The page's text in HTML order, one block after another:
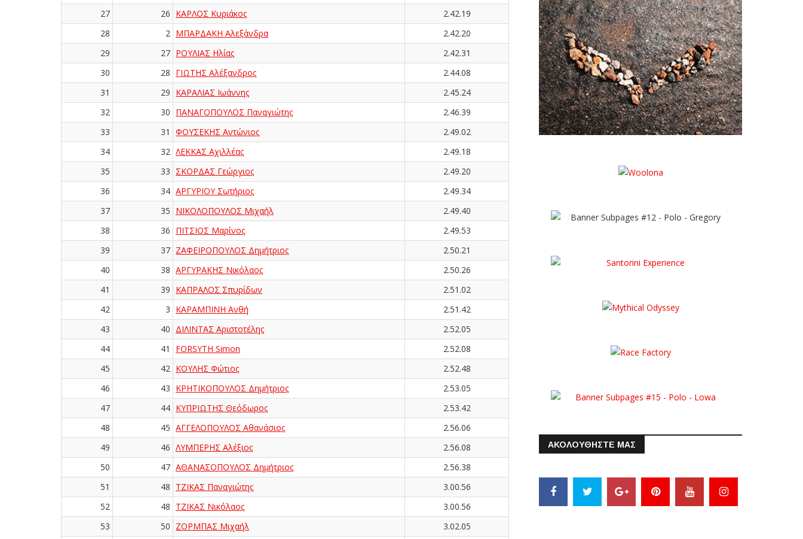
27
26 ΚΑΡΛΟΣ Κυριάκος
2.42.19
28
2 ΜΠΑΡΔΑΚΗ Αλεξάνδρα
2.42.20
29
27 ΡΟΥΛΙΑΣ Ηλίας
2.42.31
30
28 ΓΙΩΤΗΣ Αλέξανδρος
2.44.08
31
29 ΚΑΡΑΛΙΑΣ Ιωάννης
2.45.24
32
30 ΠΑΝΑΓΟΠΟΥΛΟΣ Παναγιώτης
2.46.39
33
31 ΦΟΥΣΕΚΗΣ Αντώνιος
2.49.02
34
32 ΛΕΚΚΑΣ Αχιλλέας
2.49.18
35
33 ΣΚΟΡΔΑΣ Γεώργιος
2.49.20
36
34 ΑΡΓΥΡΙΟΥ Σωτήριος
2.49.34
37
35 ΝΙΚΟΛΟΠΟΥΛΟΣ Μιχαήλ
2.49.40
38
36 ΠΙΤΣΙΟΣ Μαρίνος
2.49.53
39
37 ΖΑΦΕΙΡΟΠΟΥΛΟΣ Δημήτριος
2.50.21
40
38 ΑΡΓΥΡΑΚΗΣ Νικόλαος
2.50.26
41
39 ΚΑΠΡΑΛΟΣ Σπυρίδων
2.51.02
42
3 ΚΑΡΑΜΠΙΝΗ Ανθή
2.51.42
43
40 ΔΙΛΙΝΤΑΣ Αριστοτέλης
2.52.05
44
41 FORSYTH Simon
2.52.08
45
42 ΚΟΥΛΗΣ Φώτιος
2.52.48
46
43 ΚΡΗΤΙΚΟΠΟΥΛΟΣ Δημήτριος
2.53.05
47
44 ΚΥΠΡΙΩΤΗΣ Θεόδωρος
2.53.42
48
45 ΑΓΓΕΛΟΠΟΥΛΟΣ Αθανάσιος
2.56.06
49
46 ΛΥΜΠΕΡΗΣ Αλέξιος
2.56.08
50
47 ΑΘΑΝΑΣΟΠΟΥΛΟΣ Δημήτριος
2.56.38
51
48 ΤΖΙΚΑΣ Παναγιώτης
3.00.56
52
48 ΤΖΙΚΑΣ Νικόλαος
3.00.56
53
50 ΖΟΡΜΠΑΣ Μιχαήλ
3.02.05
ΑΚΟΛΟΥΘΗΣΤΕ ΜΑΣ